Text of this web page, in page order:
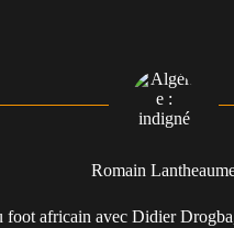
Romain
foot africain avec Didier